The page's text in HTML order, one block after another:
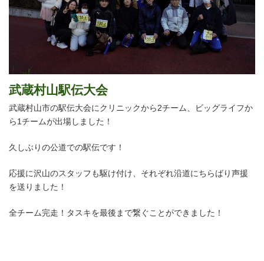
武蔵村山駅伝大会
武蔵村山市の駅伝大会にクリニックから2チーム、ビッグライフか
ら1チームが出場しました！
久しぶりの公道での駅伝です！
応援に沢山のスタッフも駆け付け、それぞれ沿道にちらばり声援
を送りました！
全チーム完走！タスキを最後まで繋ぐことができました！